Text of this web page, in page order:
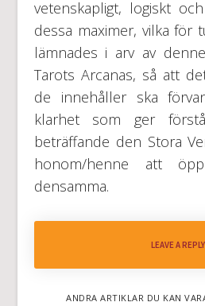
vetenskapligt, logiskt
dessa maximer, vilka för
lämnades i arv av
Tarots Arcanas, så att
de innehåller ska
klarhet som ger
beträffande den Stora
honom/henne att
densamma.
LEAVE A REPLY
ANDRA ARTIKLAR DU KAN